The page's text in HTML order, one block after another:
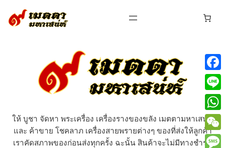
ให้ บูชา จัดหา พระเครื่อง เครื่องรางของขลัง เมตตามหาเสน่ห์
และ ค้าขาย โชคลาภ เครื่องสายพรายต่างๆ ของที่ส่งให้ลูกค้า
เราคัดสภาพของก่อนส่งทุกครั้ง ฉะนั้น สินค้าจะไม่มีทางชำรุด
Line